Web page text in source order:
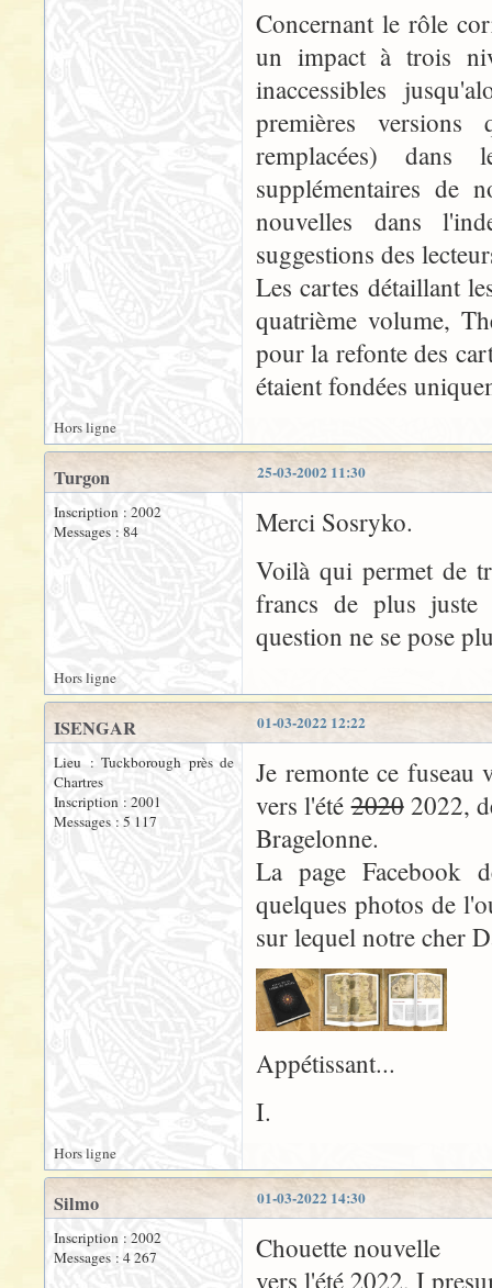
Concernant le rôle
un impact à trois
inaccessibles
premières versions
remplacées)
supplémentaires de
nouvelles dans
suggestions des
Les cartes détaillant
quatrième volume,
pour la refonte des
étaient fondées
Hors ligne
25-03-2002 11:30
Turgon
Inscription : 2002
Messages : 84
Merci Sosryko.
Voilà qui permet de
francs de plus juste
question ne se pose
Hors ligne
01-03-2022 12:22
ISENGAR
Lieu : Tuckborough près de
Chartres
Inscription : 2001
Messages : 5 117
Je remonte ce
vers l'été20202022,
Bragelonne.
La page Facebook
quelques photos de
sur lequel notre cher
Appétissant...
I.
Hors ligne
01-03-2022 14:30
Silmo
Inscription : 2002
Messages : 4 267
Chouette nouvelle
vers l'été 2022, I